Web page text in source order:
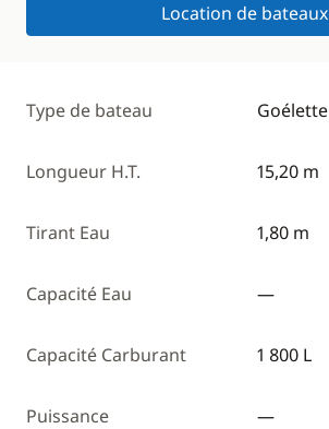
Location de bateaux
Type de bateau Goélette
Longueur H.T. 15,20 m
Tirant Eau 1,80 m
Capacité Eau —
Capacité Carburant 1 800 L
Puissance —